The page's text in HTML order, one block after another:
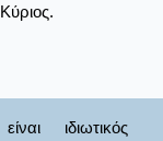
Κύριος.
ιδιωτικός